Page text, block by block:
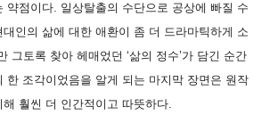
약점이다. 일상탈출의 수단으로 공상에 빠질 수
인의 삶에 대한 애환이 좀 더 드라마틱하게 소
그토록 찾아 헤매었던 ‘삶의 정수’가 담긴 순간
한 조각이었음을 알게 되는 마지막 장면은 원작
훨씬 더 인간적이고 따뜻하다.